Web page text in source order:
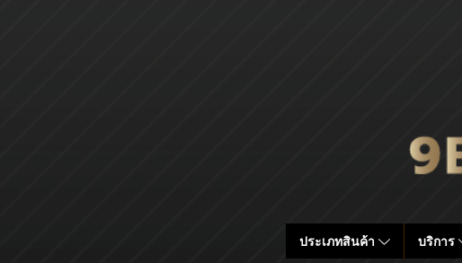
ประเภทสินค้า บริการ